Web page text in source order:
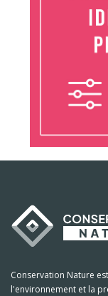
Conservation Nature
l'environnement et la